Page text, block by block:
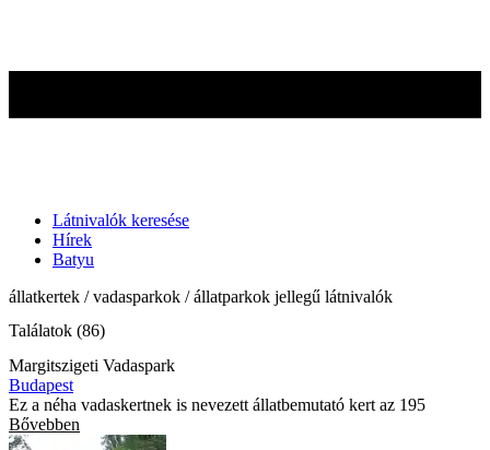
Látnivalók keresése
Hírek
Batyu
állatkertek / vadasparkok / állatparkok jellegű látnivalók
Találatok (86)
Margitszigeti Vadaspark
Budapest
Ez a néha vadaskertnek is nevezett állatbemutató kert az 195
Bővebben